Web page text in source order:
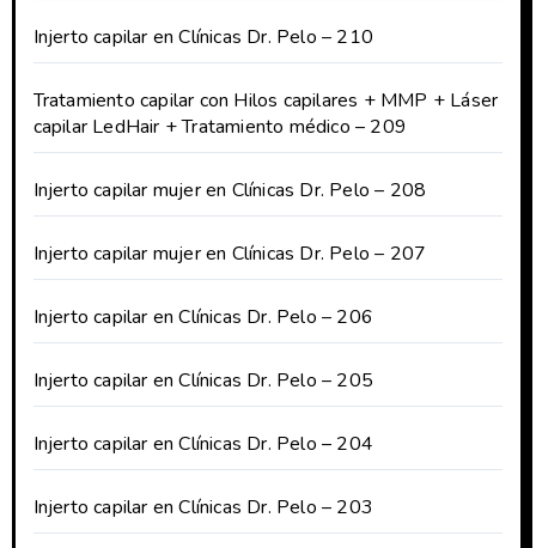
Injerto capilar en Clínicas Dr. Pelo – 210
Tratamiento capilar con Hilos capilares + MMP + Láser
capilar LedHair + Tratamiento médico – 209
Injerto capilar mujer en Clínicas Dr. Pelo – 208
Injerto capilar mujer en Clínicas Dr. Pelo – 207
Injerto capilar en Clínicas Dr. Pelo – 206
Injerto capilar en Clínicas Dr. Pelo – 205
Injerto capilar en Clínicas Dr. Pelo – 204
Injerto capilar en Clínicas Dr. Pelo – 203